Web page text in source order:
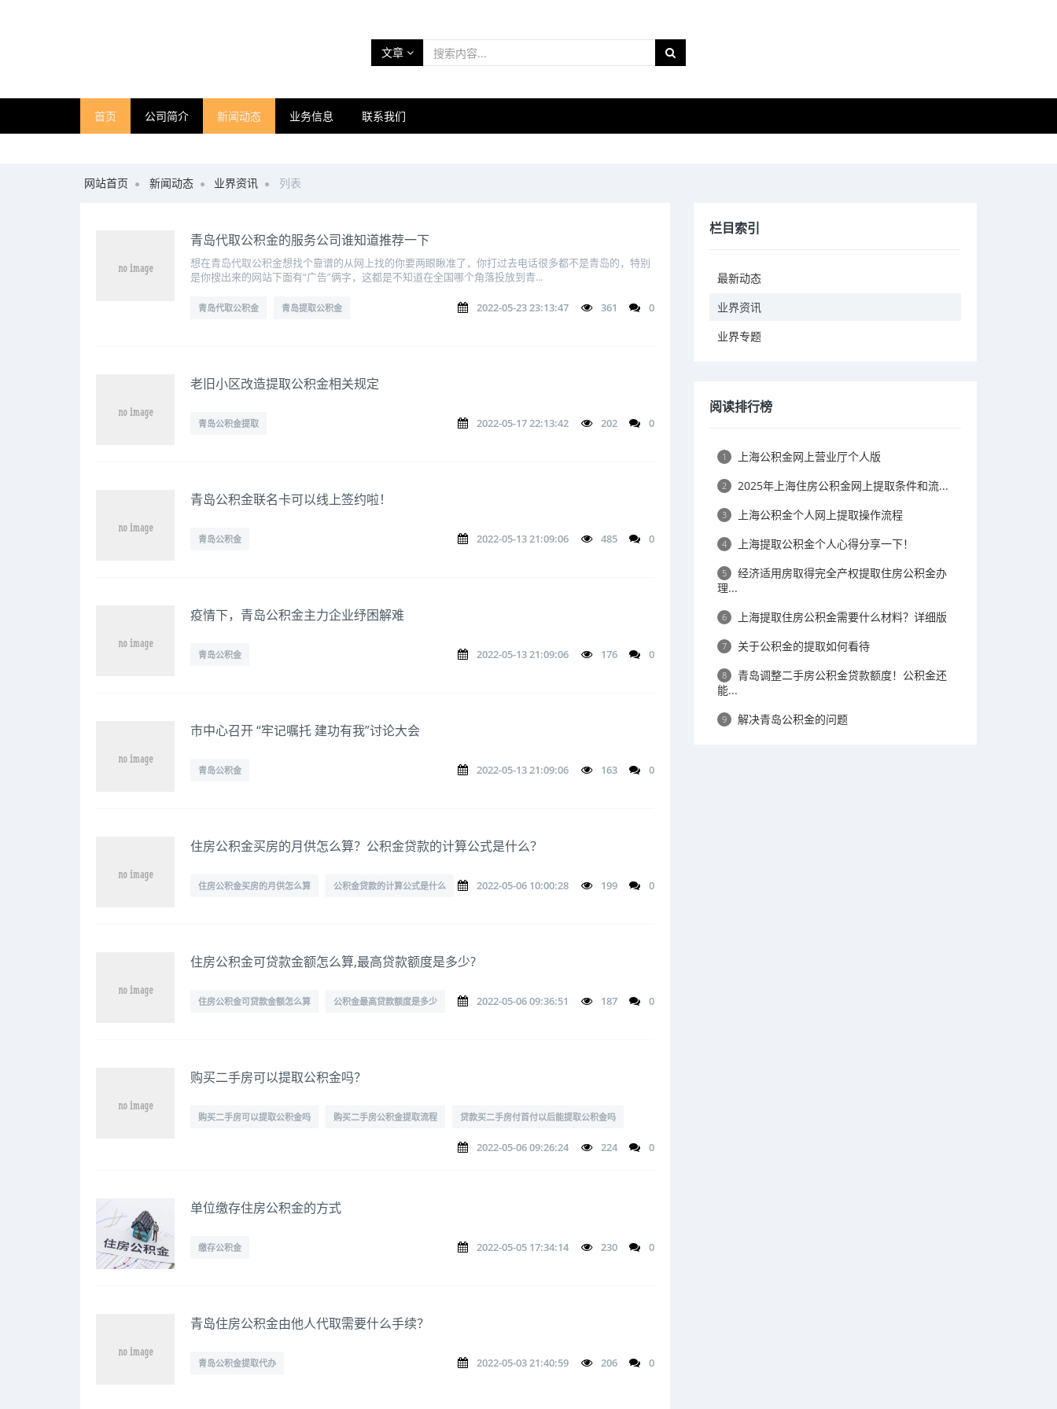
文章
首页 公司简介 新闻动态 业务信息 联系我们
网站首页 新闻动态 业界资讯 列表
青岛代取公积金的服务公司谁知道推荐一下
想在青岛代取公积金想找个靠谱的从网上找的你要两眼瞅准了，你打过去电话很多都不是青岛的，特别
是你搜出来的网站下面有“广告”俩字，这都是不知道在全国哪个角落投放到青...
青岛代取公积金 青岛提取公积金 2022-05-23 23:13:47 361 0
老旧小区改造提取公积金相关规定
青岛公积金提取 2022-05-17 22:13:42 202 0
青岛公积金联名卡可以线上签约啦！
青岛公积金 2022-05-13 21:09:06 485 0
疫情下，青岛公积金主力企业纾困解难
青岛公积金 2022-05-13 21:09:06 176 0
市中心召开 “牢记嘱托 建功有我”讨论大会
青岛公积金 2022-05-13 21:09:06 163 0
住房公积金买房的月供怎么算？公积金贷款的计算公式是什么？
住房公积金买房的月供怎么算 公积金贷款的计算公式是什么 2022-05-06 10:00:28 199 0
住房公积金可贷款金额怎么算,最高贷款额度是多少?
住房公积金可贷款金额怎么算 公积金最高贷款额度是多少 2022-05-06 09:36:51 187 0
购买二手房可以提取公积金吗？
购买二手房可以提取公积金吗 购买二手房公积金提取流程 贷款买二手房付首付以后能提取公积金吗
2022-05-06 09:26:24 224 0
单位缴存住房公积金的方式
缴存公积金 2022-05-05 17:34:14 230 0
青岛住房公积金由他人代取需要什么手续？
青岛公积金提取代办 2022-05-03 21:40:59 206 0
栏目索引
最新动态
业界资讯
业界专题
阅读排行榜
1 上海公积金网上营业厅个人版
2 2025年上海住房公积金网上提取条件和流...
3 上海公积金个人网上提取操作流程
4 上海提取公积金个人心得分享一下！
5
经济适用房取得完全产权提取住房公积金办
理...
6 上海提取住房公积金需要什么材料？详细版
7 关于公积金的提取如何看待
8
青岛调整二手房公积金贷款额度！公积金还
能...
9 解决青岛公积金的问题